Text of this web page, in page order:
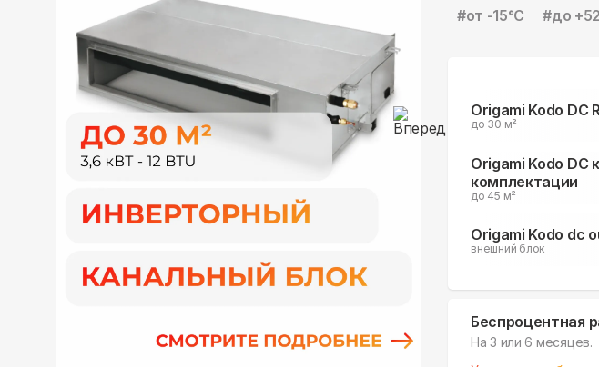
#от -15°С #до
Origami Kodo DC
до 30 м²
Origami Kodo DC
комплектации
до 45 м²
Origami Kodo dc
внешний блок
Беспроцентная
На 3 или 6 месяцев.